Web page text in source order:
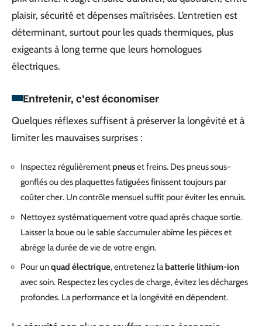
plaisir, sécurité et dépenses maîtrisées. L’entretien est
déterminant, surtout pour les quads thermiques, plus
exigeants à long terme que leurs homologues
électriques.
Entretenir, c’est économiser
Quelques réflexes suffisent à préserver la longévité et à
limiter les mauvaises surprises :
Inspectez régulièrementpneuset freins. Des pneus sous-
gonflés ou des plaquettes fatiguées finissent toujours par
coûter cher. Un contrôle mensuel suffit pour éviter les ennuis.
Nettoyez systématiquement votre quad après chaque sortie.
Laisser la boue ou le sable s’accumuler abîme les pièces et
abrège la durée de vie de votre engin.
Pour unquad électrique, entretenez la batterie lithium-ion
avec soin. Respectez les cycles de charge, évitez les décharges
profondes. La performance et la longévité en dépendent.